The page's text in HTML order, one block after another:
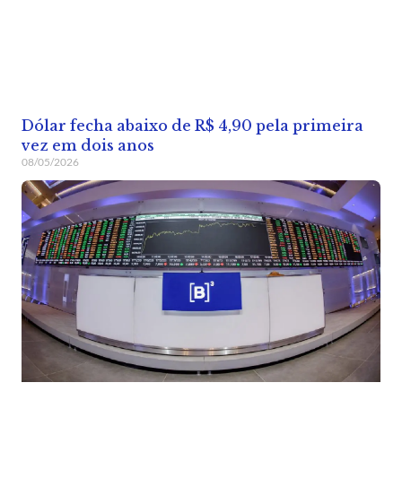
Dólar fecha abaixo de R$ 4,90 pela primeira
vez em dois anos
08/05/2026